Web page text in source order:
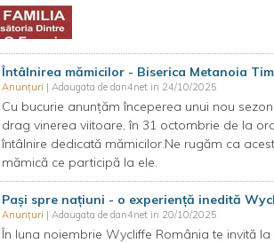
Întâlnirea mămicilor - Biserica Metanoia
Anunțuri | Adaugata de dan4net in 24/10/2025
Cu bucurie anunțăm începerea unui nou
drag vinerea viitoare, în 31 octombrie de la
întâlnire dedicată mămicilor.Ne rugăm ca
mămică ce participă la ele.
Pași spre națiuni - o experiență inedită
Anunțuri | Adaugata de dan4net in 20/10/2025
În luna noiembrie Wycliffe România te invită